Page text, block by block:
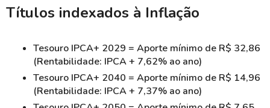
Títulos indexados à Inflação
Tesouro IPCA+ 2029 = Aporte mínimo de R$ 32,86
(Rentabilidade: IPCA + 7,62% ao ano)
Tesouro IPCA+ 2040 = Aporte mínimo de R$ 14,96
(Rentabilidade: IPCA + 7,37% ao ano)